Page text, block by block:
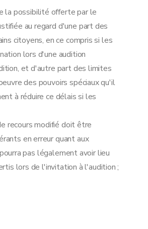
la possibilité offerte par le
au regard d'une part des
citoyens, en ce compris si les
lors d'une audition
et d'autre part des limites
des pouvoirs spéciaux qu'il
à réduire ce délais si les
recours modifié doit être
en erreur quant aux
pas légalement avoir lieu
lors de l'invitation à l'audition ;